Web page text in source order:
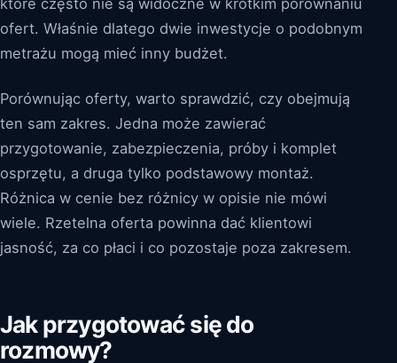
ofert. Właśnie dlatego dwie inwestycje o podobnym
metrażu mogą mieć inny budżet.
Porównując oferty, warto sprawdzić, czy obejmują
ten sam zakres. Jedna może zawierać
przygotowanie, zabezpieczenia, próby i komplet
osprzętu, a druga tylko podstawowy montaż.
Różnica w cenie bez różnicy w opisie nie mówi
wiele. Rzetelna oferta powinna dać klientowi
jasność, za co płaci i co pozostaje poza zakresem.
Jak przygotować się do
rozmowy?